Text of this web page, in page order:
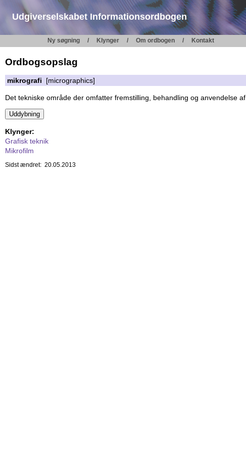
Udgiverselskabet Informationsordbogen
Ny søgning Klynger Om ordbogen Kontakt
Ordbogsopslag
mikrografi [micrographics]
Det tekniske område der omfatter fremstilling, behandling og anvendelse af
Klynger:
Grafisk teknik
Mikrofilm
Sidst ændret: 20.05.2013